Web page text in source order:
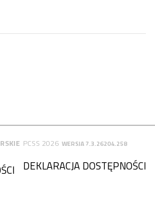
PCSS 2026 WERSJA 7.3.26204.258
DEKLARACJA DOSTĘPNOŚCI